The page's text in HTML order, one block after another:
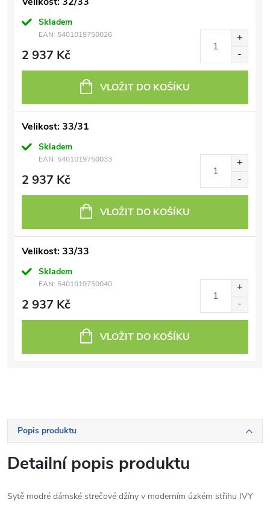
Skladem
EAN: 5401019750026
2 937 Kč
VLOŽIT DO KOŠÍKU
Velikost: 33/31
Skladem
EAN: 5401019750033
2 937 Kč
VLOŽIT DO KOŠÍKU
Velikost: 33/33
Skladem
EAN: 5401019750040
2 937 Kč
VLOŽIT DO KOŠÍKU
Popis produktu
Detailní popis produktu
Sytě modré dámské strečové džíny v moderním úzkém střihu IVY